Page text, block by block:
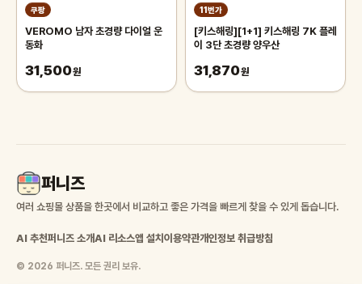
쿠팡
VEROMO 남자 초경량 다이얼 운
동화
31,500원
11번가
[키스해링][1+1] 키스해링 7K 플레
이 3단 초경량 양우산
31,870원
퍼니즈
여러 쇼핑몰 상품을 한곳에서 비교하고 좋은 가격을 빠르게 찾을 수 있게 돕습니다.
AI 추천퍼니즈 소개AI 리소스앱 설치 이용약관개인정보 취급방침
© 2026 퍼니즈. 모든 권리 보유.